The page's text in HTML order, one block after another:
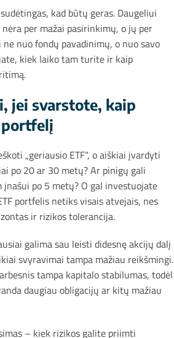
kad būtų geras. Daugeliui
per mažai pasirinkimų, o jų per
nuo fondų pavadinimų, o nuo savo
kiek laiko tam turite ir kaip
jei svarstote, kaip
„geriausio ETF“, o aiškiai įvardyti
po 20 ar 30 metų? Ar pinigų gali
po 5 metų? O gal investuojate
portfelis netiks visais atvejais, nes
ir rizikos tolerancija.
galima sau leisti didesnę akcijų dalį
svyravimai tampa mažiau reikšmingi.
tampa kapitalo stabilumas, todėl
daugiau obligacijų ar kitų mažiau
– kiek rizikos galite priimti